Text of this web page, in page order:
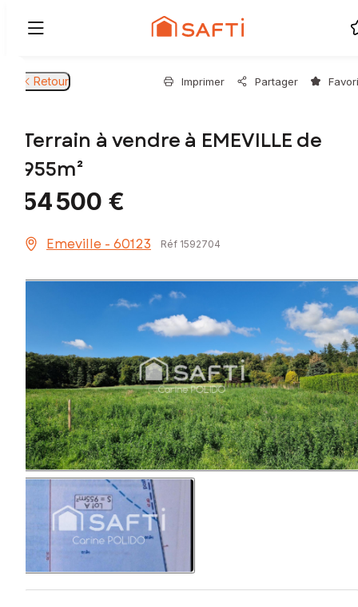
Retour Imprimer Partager
Terrain à vendre à EMEVILLE de
955m²
54 500 €
Emeville - 60123 Réf 1592704